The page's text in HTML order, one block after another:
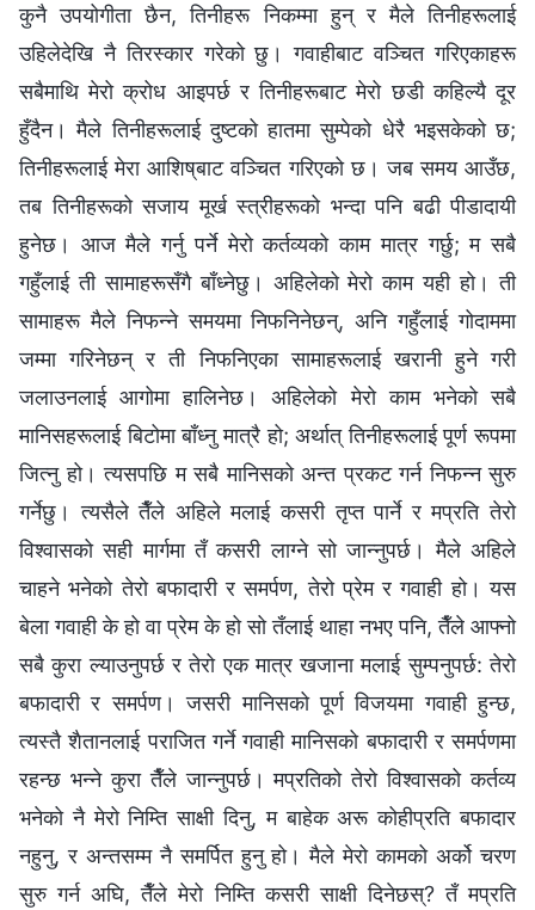
कुनै उपयोगीता छैन, तिनीहरू निकम्मा हुन् र मैले तिनीहरूलाई
उहिलेदेखि नै तिरस्कार गरेको छु। गवाहीबाट वञ्‍चित गरिएकाहरू
सबैमाथि मेरो क्रोध आइपर्छ र तिनीहरूबाट मेरो छडी कहिल्यै दूर
हुँदैन। मैले तिनीहरूलाई दुष्टको हातमा सुम्पेको धेरै भइसकेको छ;
तिनीहरूलाई मेरा आशिष्‌बाट वञ्‍चित गरिएको छ। जब समय आउँछ,
तब तिनीहरूको सजाय मूर्ख स्‍त्रीहरूको भन्दा पनि बढी पीडादायी
हुनेछ। आज मैले गर्नु पर्ने मेरो कर्तव्यको काम मात्र गर्छु; म सबै
गहुँलाई ती सामाहरूसँगै बाँध्नेछु। अहिलेको मेरो काम यही हो। ती
सामाहरू मैले निफन्ने समयमा निफनिनेछन्, अनि गहुँलाई गोदाममा
जम्मा गरिनेछन् र ती निफनिएका सामाहरूलाई खरानी हुने गरी
जलाउनलाई आगोमा हालिनेछ। अहिलेको मेरो काम भनेको सबै
मानिसहरूलाई बिटोमा बाँध्नु मात्रै हो; अर्थात् तिनीहरूलाई पूर्ण रूपमा
जित्नु हो। त्यसपछि म सबै मानिसको अन्त प्रकट गर्न निफन्न सुरु
गर्नेछु। त्यसैले तैँले अहिले मलाई कसरी तृप्‍त पार्ने र मप्रति तेरो
विश्‍वासको सही मार्गमा तँ कसरी लाग्ने सो जान्नुपर्छ। मैले अहिले
चाहने भनेको तेरो बफादारी र समर्पण, तेरो प्रेम र गवाही हो। यस
बेला गवाही के हो वा प्रेम के हो सो तँलाई थाहा नभए पनि, तैँले आफ्‍नो
सबै कुरा ल्याउनुपर्छ र तेरो एक मात्र खजाना मलाई सुम्पनुपर्छ: तेरो
बफादारी र समर्पण। जसरी मानिसको पूर्ण विजयमा गवाही हुन्छ,
त्यस्तै शैतानलाई पराजित गर्ने गवाही मानिसको बफादारी र समर्पणमा
रहन्छ भन्‍ने कुरा तैँले जान्नुपर्छ। मप्रतिको तेरो विश्‍वासको कर्तव्य
भनेको नै मेरो निम्ति साक्षी दिनु, म बाहेक अरू कोहीप्रति बफादार
नहुनु, र अन्तसम्म नै समर्पित हुनु हो। मैले मेरो कामको अर्को चरण
सुरु गर्न अघि, तैँले मेरो निम्ति कसरी साक्षी दिनेछस्? तँ मप्रति